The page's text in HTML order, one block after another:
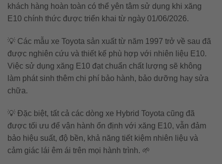
khách hàng hoàn toàn có thể yên tâm sử dụng khi xăng
E10 chính thức được triển khai từ ngày 01/06/2026.
💡 Các mẫu xe Toyota sản xuất từ năm 1997 trở về sau đã
được nghiên cứu và thiết kế phù hợp với nhiên liệu E10.
Việc sử dụng xăng E10 đạt chuẩn chất lượng sẽ không
làm phát sinh thêm chi phí bảo hành, bảo dưỡng hay sửa
chữa.
💡 Đặc biệt, tất cả các dòng xe Hybrid Toyota cũng đã
được tối ưu để vận hành ổn định với xăng E10, vẫn đảm
bảo hiệu suất, độ bền, khả năng tiết kiệm nhiên liệu và
cảm giác lái êm ái trên mọi hành trình. 🌱